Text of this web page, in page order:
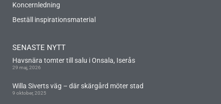
SENASTE NYTT
Havsnära tomter till salu i Onsala, Iserås
29 maj, 2026
Willa Siverts väg – där skärgård möter stad
9 oktober, 2025
Koncernledning
Beställ inspirationsmaterial